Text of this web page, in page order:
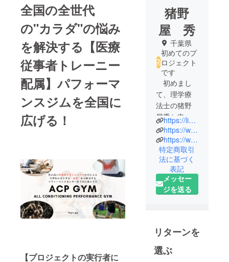
全国の全世代
の"カラダ"の悩み
を解決する【医療
従事者トレーニー
配属】パフォーマ
ンスジムを全国に
広げる！
【プロジェクトの実行者に
猪野
屋 秀
千葉県
初めてのプ
ロジェクト
です
初めまし
て、理学療
法士の猪野
屋秀と申し
ます。
現在は整形
外科での診
療に加え、
個人でパー
ソナルト
レーニング
た、スポー
ツチームや
ボディコン
https://lin.ee/16GyjIj
https://www.tiktok.com/@okinawaniku
https://www.instagram.com/diet_evidence?igsh=bzZlaHVseWFrdjdz&utm_source=qr
特定商取引
法に基づく
表記
メッセー
ジを送る
リターンを
選ぶ